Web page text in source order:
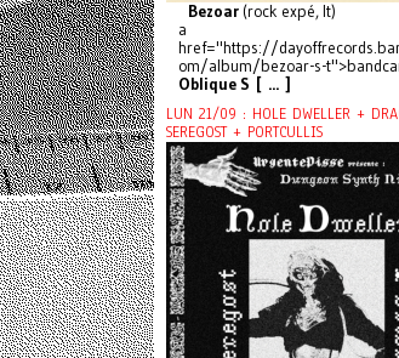
Bezoar (rock expé, It)
a
href="https://
om/album/bezoar-s-
Oblique S [ ... ]
LUN 21/09 : HOLE DWELLER +
SEREGOST + PORTCULLIS